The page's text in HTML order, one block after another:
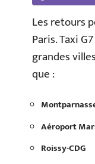
Les retours
Paris. Taxi
grandes
que :
Aéroport
Roissy-CDG